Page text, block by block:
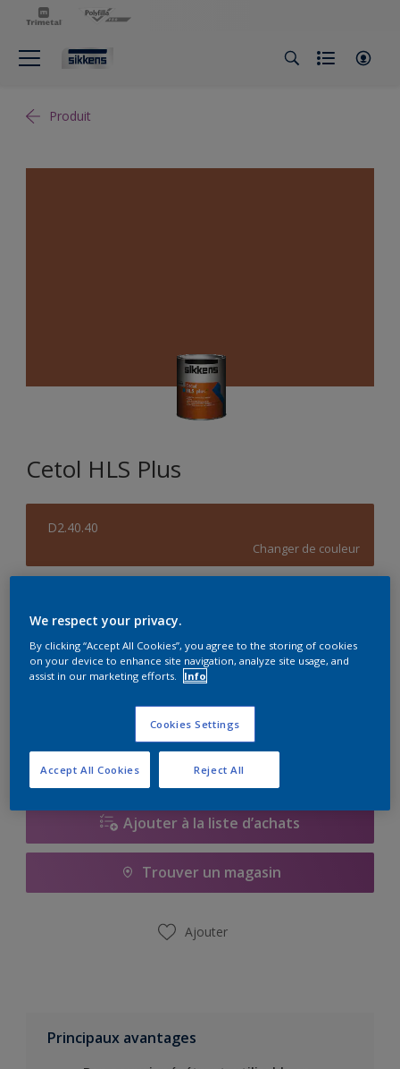
Produit
Cetol HLS Plus
D2.40.40
Changer de couleur
1L
Quantité Calculateur de peinture
Calculer
Ajouter à la liste d’achats
Trouver un magasin
Ajouter
Principaux avantages
We respect your privacy.
By clicking “Accept All Cookies”, you agree to the storing of cookies
on your device to enhance site navigation, analyze site usage, and
assist in our marketing efforts.
Info
Cookies Settings
Reject All
Accept All Cookies